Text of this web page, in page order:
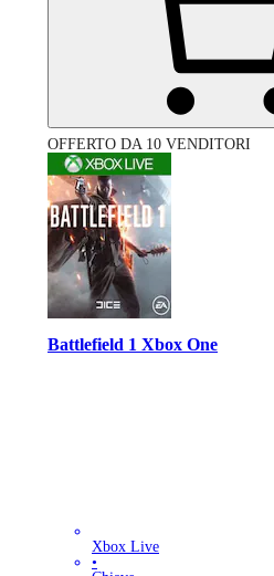
OFFERTO DA 10 VENDITORI
Battlefield 1 Xbox One
Xbox Live
•